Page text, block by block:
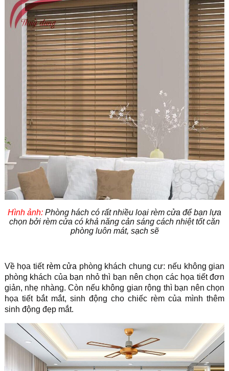
Hình ảnh: Phòng hách có rất nhiều loại rèm cửa để bạn lựa
chọn bởi rèm cửa có khả năng cản sáng cách nhiệt tốt căn
phòng luôn mát, sạch sẽ
Về họa tiết rèm cửa phòng khách chung cư: nếu không gian
phòng khách của bạn nhỏ thì bạn nên chọn các họa tiết đơn
giản, nhẹ nhàng. Còn nếu không gian rộng thì bạn nên chọn
họa tiết bắt mắt, sinh động cho chiếc rèm của mình thêm
sinh động đẹp mắt.